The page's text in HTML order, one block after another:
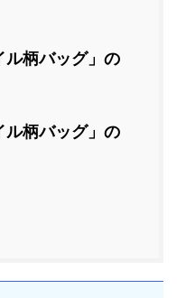
ル柄バッグ」の
ル柄バッグ」の